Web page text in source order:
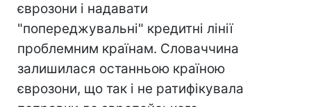
єврозони і надавати
"попереджувальні" кредитні лінії
проблемним країнам. Словаччина
залишилася останньою країною
єврозони, що так і не ратифікувала